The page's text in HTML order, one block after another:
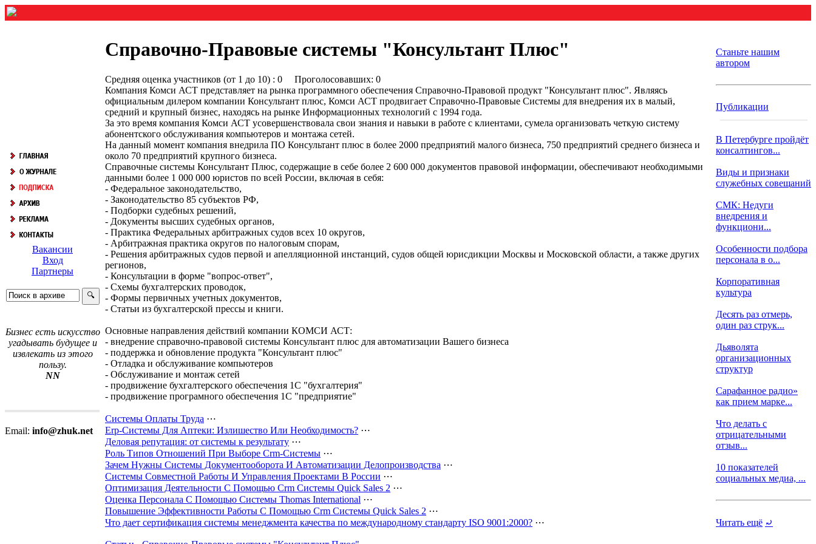
Вакансии
Вход
Партнеры
Бизнес есть искусство
угадывать будущее и
извлекать из этого
пользу.
NN
Email: info@zhuk.net
Справочно-Правовые системы "Консультант Плюс"
Средняя оценка участников (от 1 до 10) : 0 Проголосовавших: 0
Компания Комси АСТ представляет на рынка программного обеспечения Справочно-Правовой продукт "Консультант плюс". Являясь
официальным дилером компании Консультант плюс, Комси АСТ продвигает Справочно-Правовые Системы для внедрения их в малый,
средний и крупный бизнес, находясь на рынке Информационных технологий с 1994 года.
За это время компания Комси АСТ усовершенствовала свои знания и навыки в работе с клиентами, сумела организовать четкую систему
абонентского обслуживания компьютеров и монтажа сетей.
На данный момент компания внедрила ПО Консультант плюс в более 2000 предприятий малого бизнеса, 750 предприятий среднего бизнеса и
около 70 предприятий крупного бизнеса.
Справочные системы Консультант Плюс, содержащие в себе более 2 600 000 документов правовой информации, обеспечивают необходимыми
данными более 1 000 000 юристов по всей России, включая в себя:
- Федеральное законодательство,
- Законодательство 85 субъектов РФ,
- Подборки судебных решений,
- Документы высших судебных органов,
- Практика Федеральных арбитражных судов всех 10 округов,
- Арбитражная практика округов по налоговым спорам,
- Решения арбитражных судов первой и апелляционной инстанций, судов общей юрисдикции Москвы и Московской области, а также других
регионов,
- Консультации в форме "вопрос-ответ",
- Схемы бухгалтерских проводок,
- Формы первичных учетных документов,
- Статьи из бухгалтерской прессы и книги.
Основные направления действий компании КОМСИ АСТ:
- внедрение справочно-правовой системы Консультант плюс для автоматизации Вашего бизнеса
- поддержка и обновление продукта "Консультант плюс"
- Отладка и обслуживание компьютеров
- Обслуживание и монтаж сетей
- продвижение бухгалтерского обеспечения 1С "бухгалтерия"
- продвижение програмного обеспечения 1С "предприятие"
Системы Оплаты Труда ⋯
Erp-Системы Для Аптеки: Излишество Или Необходимость? ⋯
Деловая репутация: от системы к результату ⋯
Роль Типов Отношений При Выборе Crm-Системы ⋯
Зачем Нужны Системы Документооборота И Автоматизации Делопроизводства ⋯
Системы Совместной Работы И Управления Проектами В России ⋯
Оптимизация Деятельности С Помощью Crm Системы Quick Sales 2 ⋯
Оценка Персонала С Помощью Системы Thomas International ⋯
Повышение Эффективности Работы С Помощью Crm Системы Quick Sales 2 ⋯
Что дает сертификация системы менеджмента качества по международному стандарту ISO 9001:2000? ⋯
Станьте нашим
автором
Публикации
В Петербурге пройдёт
консалтингов...
Виды и признаки
служебных совещаний
СМК: Недуги
внедрения и
функциони...
Особенности подбора
персонала в о...
Корпоративная
культура
Десять раз отмерь,
один раз струк...
Дьяволята
организационных
структур
Сарафанное радио»
как прием марке...
Что делать с
отрицательными
отзыв...
10 показателей
социальных медиа, ...
Читать ещё ⤾